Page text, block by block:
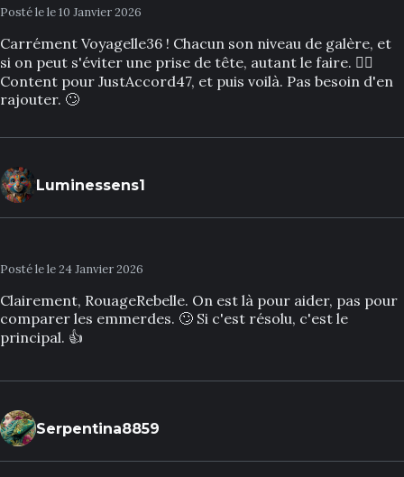
Posté le le 10 Janvier 2026
Carrément Voyagelle36 ! Chacun son niveau de galère, et
si on peut s'éviter une prise de tête, autant le faire. 🤷‍♂️
Content pour JustAccord47, et puis voilà. Pas besoin d'en
rajouter. 🙄
Luminessens1
Posté le le 24 Janvier 2026
Clairement, RouageRebelle. On est là pour aider, pas pour
comparer les emmerdes. 🙄 Si c'est résolu, c'est le
principal. 👍
Serpentina8859